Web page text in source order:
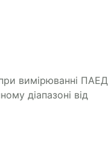
вимірюванні ПАЕД
діапазоні від